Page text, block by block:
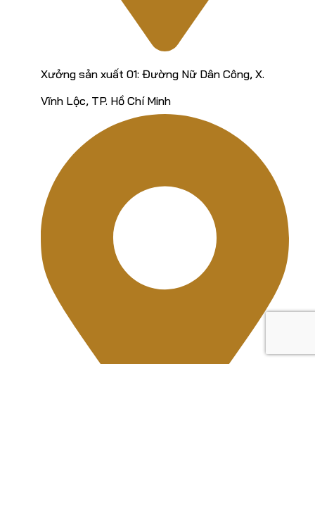
Xưởng sản xuất 01: Đường Nữ Dân Công, X.
Vĩnh Lộc, TP. Hồ Chí Minh